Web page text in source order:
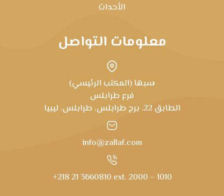
الأحداث
معلومات التواصل
سبها (المكتب الرئيسي)
فرع طرابلس
الطابق 22، برج طرابلس، طرابلس، ليبيا
info@zallaf.com
+218 21 3660810 ext. 2000 – 1010